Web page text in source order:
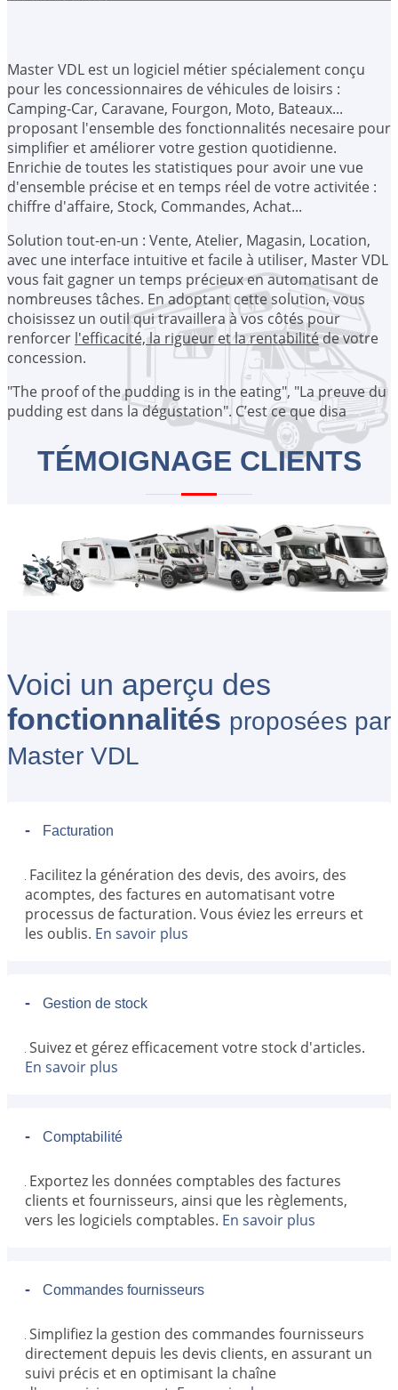
Master VDL est un logiciel métier spécialement conçu
pour les concessionnaires de véhicules de loisirs :
Camping-Car, Caravane, Fourgon, Moto, Bateaux...
proposant l'ensemble des fonctionnalités necesaire pour
simplifier et améliorer votre gestion quotidienne.
Enrichie de toutes les statistiques pour avoir une vue
d'ensemble précise et en temps réel de votre activitée :
chiffre d'affaire, Stock, Commandes, Achat...
Solution tout-en-un : Vente, Atelier, Magasin, Location,
avec une interface intuitive et facile à utiliser, Master VDL
vous fait gagner un temps précieux en automatisant de
nombreuses tâches. En adoptant cette solution, vous
choisissez un outil qui travaillera à vos côtés pour
renforcer l'efficacité, la rigueur et la rentabilitéde votre
concession.
"The proof ofthepudding is in the eating", "La preuvedu
pudding est dans ladégustation". C’estceque disait
TÉMOIGNAGE CLIENTS
CRM TRES fluide et intuitif.. Simple d'utilisation. TOUT A portée
de main si les vendeurs ou responsable de site ont bien
renseigné les données du véhicule et ont partagé les
documents.Donc ; Economie de temps
Solution complète et réellement adaptée à la vente et achat
de véhicules de loisirs !
Pas de soucis en particulier et si cela se présente, j'ai toujours
Voici un aperçu des
fonctionnalités proposées par
Master VDL
- Facturation
Facilitez la génération des devis, des avoirs, des
acomptes, des factures en automatisant votre
processus de facturation. Vous éviez les erreurs et
les oublis. En savoir plus
- Gestion de stock
Suivez et gérez efficacement votre stock d'articles.
En savoir plus
- Comptabilité
Exportez les données comptables des factures
clients et fournisseurs, ainsi que les règlements,
vers les logiciels comptables. En savoir plus
- Commandes fournisseurs
Simplifiez la gestion des commandes fournisseurs
directement depuis les devis clients, en assurant un
suivi précis et en optimisant la chaîne